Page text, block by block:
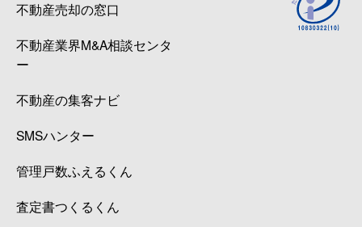
不動産売却の窓口
不動産業界M&A相談センタ
ー
不動産の集客ナビ
SMSハンター
管理戸数ふえるくん
査定書つくるくん